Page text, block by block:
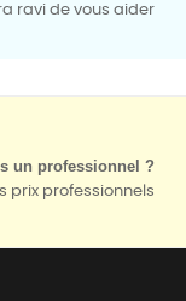
ravi de vous aider
un professionnel ?
prix professionnels